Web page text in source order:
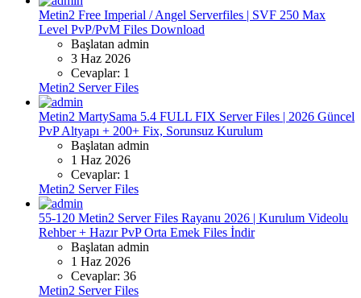
Metin2 Free Imperial / Angel Serverfiles | SVF 250 Max
Level PvP/PvM Files Download
Başlatan admin
3 Haz 2026
Cevaplar: 1
Metin2 Server Files
Metin2 MartySama 5.4 FULL FIX Server Files | 2026 Güncel
PvP Altyapı + 200+ Fix, Sorunsuz Kurulum
Başlatan admin
1 Haz 2026
Cevaplar: 1
Metin2 Server Files
55-120 Metin2 Server Files Rayanu 2026 | Kurulum Videolu
Rehber + Hazır PvP Orta Emek Files İndir
Başlatan admin
1 Haz 2026
Cevaplar: 36
Metin2 Server Files